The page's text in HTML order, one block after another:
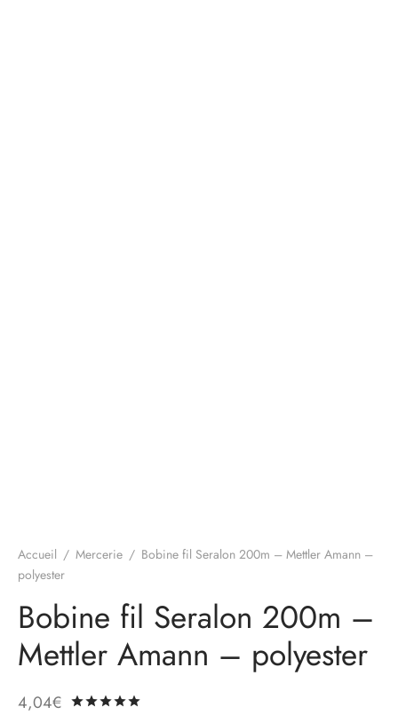
Accueil / Mercerie / Bobine fil Seralon 200m – Mettler Amann –
polyester
Bobine fil Seralon 200m –
Mettler Amann – polyester
4,04€